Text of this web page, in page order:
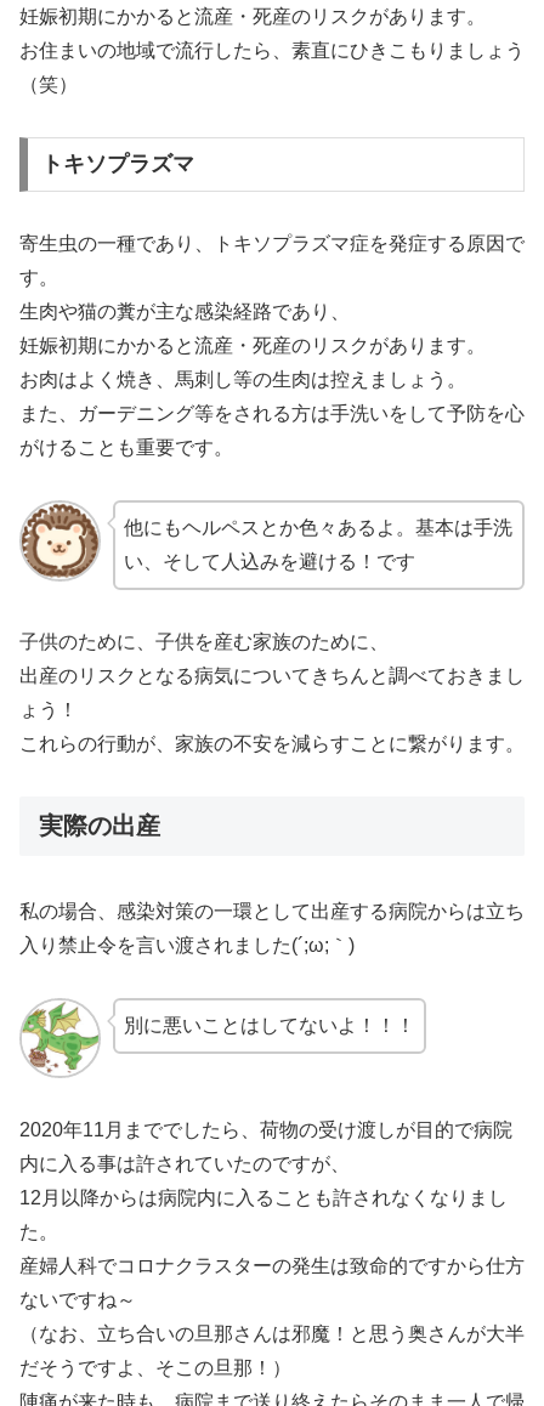
妊娠初期にかかると流産・死産のリスクがあります。
お住まいの地域で流行したら、素直にひきこもりましょう
（笑）
トキソプラズマ
寄生虫の一種であり、トキソプラズマ症を発症する原因で
す。
生肉や猫の糞が主な感染経路であり、
妊娠初期にかかると流産・死産のリスクがあります。
お肉はよく焼き、馬刺し等の生肉は控えましょう。
また、ガーデニング等をされる方は手洗いをして予防を心
がけることも重要です。
他にもヘルペスとか色々あるよ。基本は手洗
い、そして人込みを避ける！です
子供のために、子供を産む家族のために、
出産のリスクとなる病気についてきちんと調べておきまし
ょう！
これらの行動が、家族の不安を減らすことに繋がります。
実際の出産
私の場合、感染対策の一環として出産する病院からは立ち
入り禁止令を言い渡されました(´;ω;｀)
別に悪いことはしてないよ！！！
2020年11月まででしたら、荷物の受け渡しが目的で病院
内に入る事は許されていたのですが、
12月以降からは病院内に入ることも許されなくなりまし
た。
産婦人科でコロナクラスターの発生は致命的ですから仕方
ないですね～
（なお、立ち合いの旦那さんは邪魔！と思う奥さんが大半
だそうですよ、そこの旦那！）